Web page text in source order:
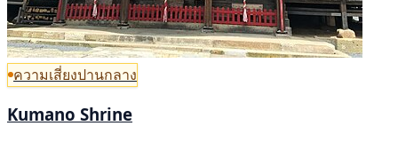
ความเสี่ยงปานกลาง
Kumano Shrine